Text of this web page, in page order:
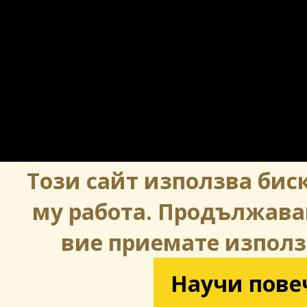
Този сайт използва
му работа.
вие приемате
Научи